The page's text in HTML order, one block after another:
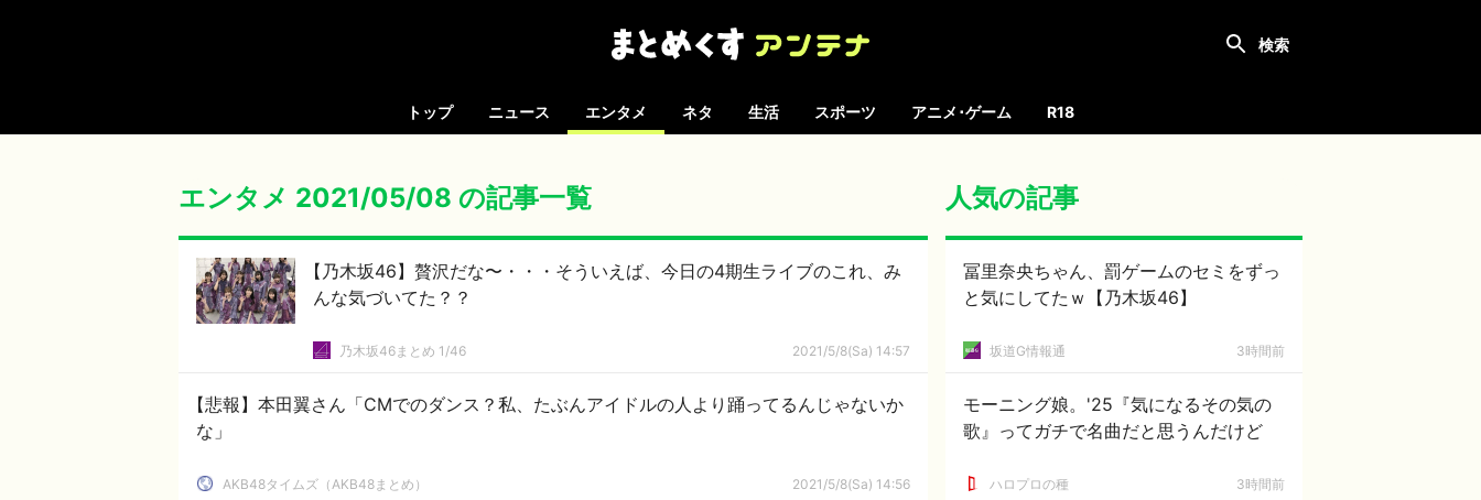
トップ ニュース エンタメ ネタ 生活 スポーツ アニメ･ゲーム R18
エンタメ 2021/05/08 の記事一覧
【乃木坂46】贅沢だな〜・・・そういえば、今日の4期生ライブのこれ、み
んな気づいてた？？
乃木坂46まとめ 1/46 2021/5/8(Sa) 14:57
【悲報】本田翼さん「CMでのダンス？私、たぶんアイドルの人より踊ってるんじゃないか
な」
AKB48タイムズ（AKB48まとめ） 2021/5/8(Sa) 14:56
人気の記事
冨里奈央ちゃん、罰ゲームのセミをずっ
と気にしてたｗ【乃木坂46】
坂道G情報通 3時間前
モーニング娘。'25『気になるその気の
歌』ってガチで名曲だと思うんだけど
ハロプロの種 3時間前